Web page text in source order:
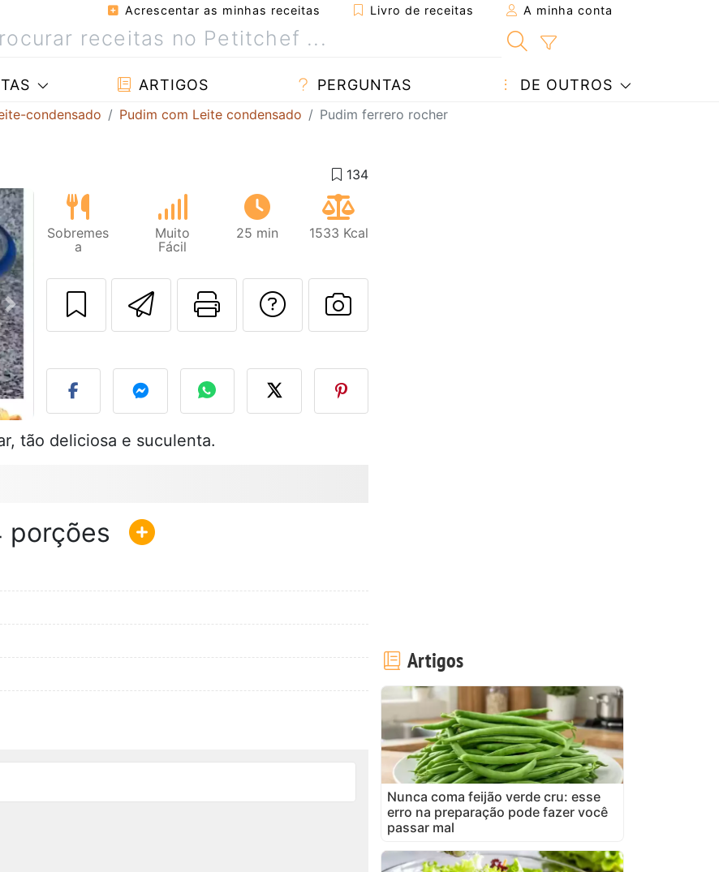
Acrescentar as minhas receitas Livro de receitas A minha conta
ARTIGOS PERGUNTAS DE OUTROS
condensado Pudim com Leite condensado Pudim ferrero rocher
Next
Sobremes
a
Muito
Fácil
25 min 1533 Kcal
Enviar esta receita a um amigo
Imprima esta página
Falar com o autor da receita
Fez esta receita? Compartilhe
tão deliciosa e suculenta.
Artigos
Nunca coma feijão verde cru: esse
erro na preparação pode fazer você
passar mal